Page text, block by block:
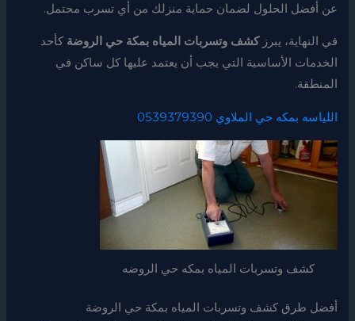
عن أفضل الحلول لضمان حماية منزلك من أي تسرب محتمل.
في النهاية، يبرزكشف وتسربات المياه بمكة حي الروضة كأحد
الخدمات الأساسية التي يجب أن يعتمد عليها كل ساكن في
المنطقة.
اللياسه بمكه حي الملاوي 0539379390
كشف وتسربات المياه بمكه حي الروضه
أفضل طرق كشف وتسربات المياه بمكة حي الروضة